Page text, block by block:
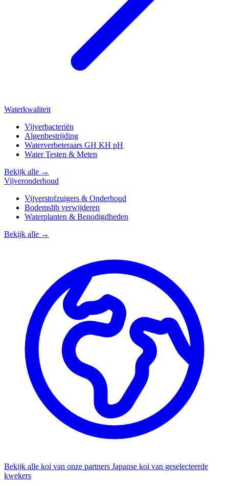
Waterkwaliteit
Vijverbacteriën
Algenbestrijding
Waterverbeteraars GH KH pH
Water Testen & Meten
Bekijk alle →
Vijveronderhoud
Vijverstofzuigers & Onderhoud
Bodemslib verwijderen
Waterplanten & Benodigdheden
Bekijk alle →
Bekijk alle koi van onze partners Japanse koi van geselecteerde
kwekers